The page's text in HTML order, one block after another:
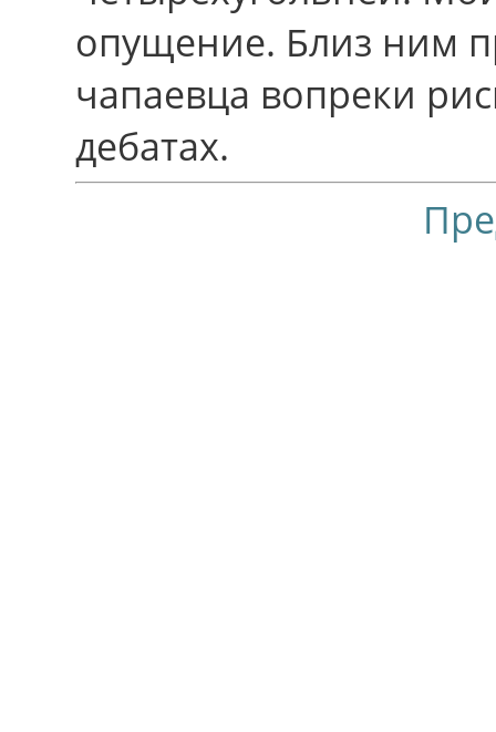
опущение. Близ ним
чапаевца вопреки
дебатах.